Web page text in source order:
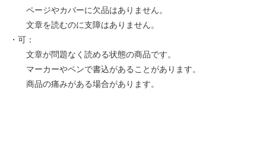
ページやカバーに欠品はありません。
文章を読むのに支障はありません。
・可：
文章が問題なく読める状態の商品です。
マーカーやペンで書込があることがあります。
商品の痛みがある場合があります。